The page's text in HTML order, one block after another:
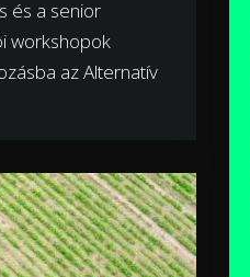
és a senior
workshopok
az Alternatív